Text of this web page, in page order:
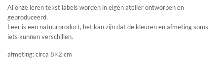
Al onze leren tekst labels worden in eigen atelier ontworpen en
geproduceerd.
Leer is een natuurproduct, het kan zijn dat de kleuren en afmeting soms
iets kunnen verschillen.
afmeting: circa 8×2 cm